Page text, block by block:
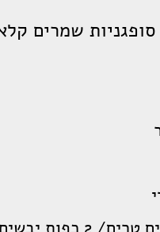
סופגניות שמרים